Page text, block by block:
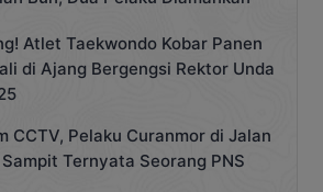
Atlet Taekwondo Kobar Panen
di Ajang Bergengsi Rektor Unda
CCTV, Pelaku Curanmor di Jalan
Ternyata Seorang PNS